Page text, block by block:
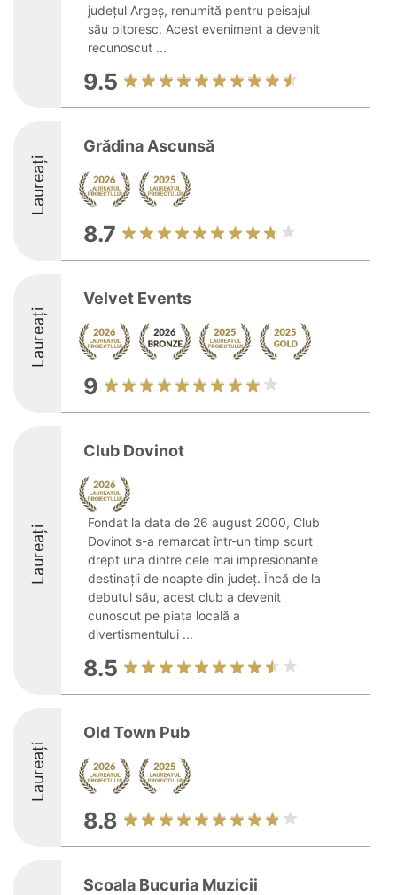
județul Argeș, renumită pentru peisajul
său pitoresc. Acest eveniment a devenit
recunoscut ...
9.5
Laureați
Grădina Ascunsă
8.7
Laureați
Velvet Events
9
Laureați
Club Dovinot
Fondat la data de 26 august 2000, Club
Dovinot s-a remarcat într-un timp scurt
drept una dintre cele mai impresionante
destinații de noapte din județ. Încă de la
debutul său, acest club a devenit
cunoscut pe piața locală a
divertismentului ...
8.5
Laureați
Old Town Pub
8.8
Scoala Bucuria Muzicii